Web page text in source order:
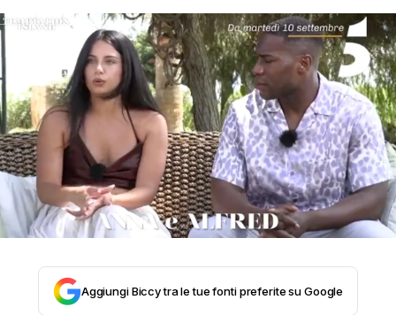
Aggiungi Biccy tra le tue fonti preferite su Google